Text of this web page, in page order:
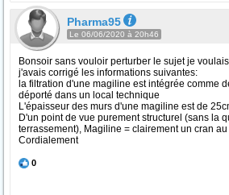
Pharma95
Le 06/06/2020 à 20h46
Bonsoir sans vouloir perturber le sujet je
j'avais corrigé les informations suivantes:
la filtration d'une magiline est intégrée comme
déporté dans un local technique
L'épaisseur des murs d'une magiline est de
D'un point de vue purement structurel (sans la
terrassement), Magiline = clairement un cran
Cordialement
0